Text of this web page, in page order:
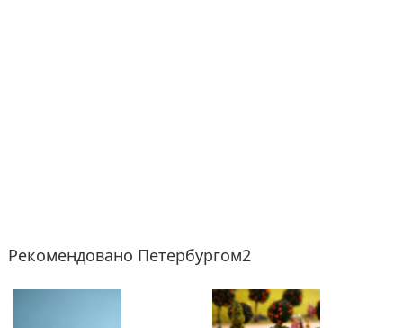
Рекомендовано Петербургом2